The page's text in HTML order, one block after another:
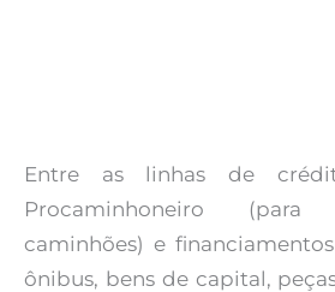
Entre as linhas de
Procaminhoneiro
caminhões) e
ônibus, bens de capital,